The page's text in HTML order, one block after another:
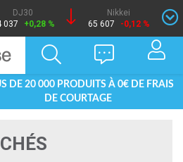
DJ30
037
+0,28 %
Nikkei
65 607
-0,12 %
DE 20 000 PRODUITS À 0€ DE FRAIS
DE COURTAGE